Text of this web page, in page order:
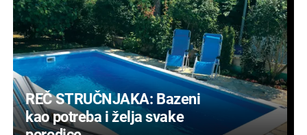
REČ STRUČNJAKA: Bazeni
kao potreba i želja svake